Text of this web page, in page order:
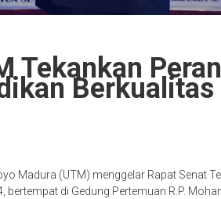
Tekankan Peran
Berkualitas
Madura (UTM) menggelar Rapat Senat
di Gedung Pertemuan R.P.